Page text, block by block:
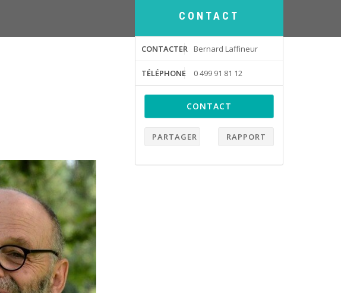
CONTACT
CONTACTER Bernard Laffineur
TÉLÉPHONE 0 499 91 81 12
CONTACT
PARTAGER RAPPORT